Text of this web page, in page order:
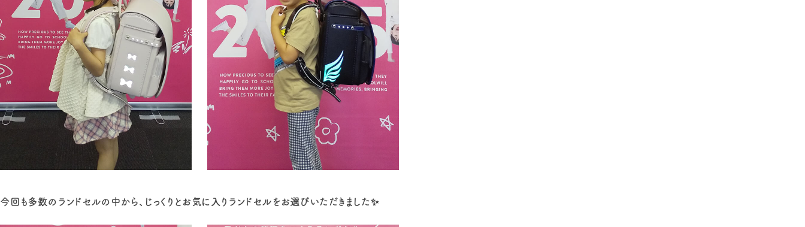
今回も多数のランドセルの中から、じっくりとお気に入りランドセルをお選びいただきました✨